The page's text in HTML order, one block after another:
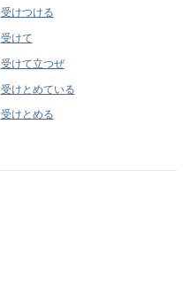
受けつける
受けて
受けて立つぜ
受けとめている
受けとめる